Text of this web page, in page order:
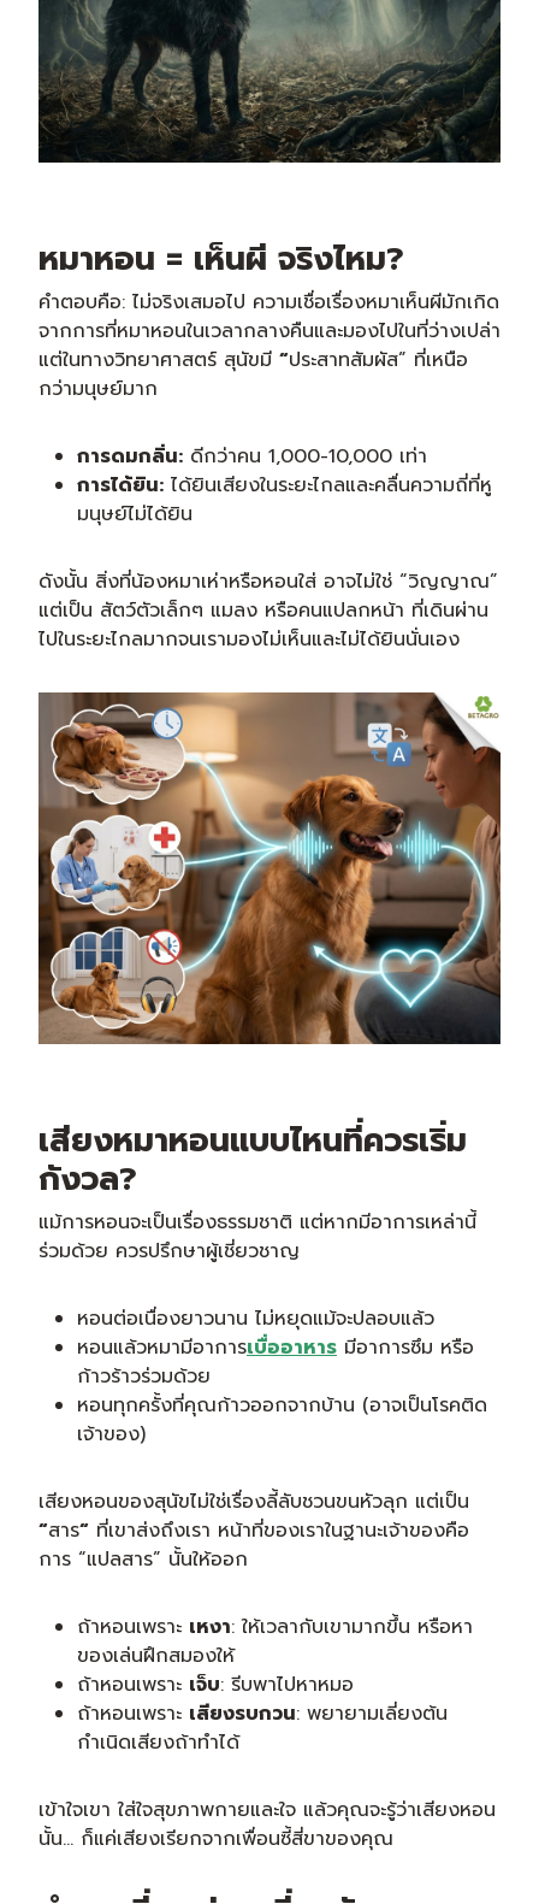
หมาหอน = เห็นผี จริงไหม?
คำตอบคือ: ไม่จริงเสมอไป ความเชื่อเรื่องหมาเห็นผีมักเกิด
จากการที่หมาหอนในเวลากลางคืนและมองไปในที่ว่างเปล่า
แต่ในทางวิทยาศาสตร์ สุนัขมี “ประสาทสัมผัส” ที่เหนือ
กว่ามนุษย์มาก
การดมกลิ่น: ดีกว่าคน 1,000-10,000 เท่า
การได้ยิน: ได้ยินเสียงในระยะไกลและคลื่นความถี่ที่หู
มนุษย์ไม่ได้ยิน
ดังนั้น สิ่งที่น้องหมาเห่าหรือหอนใส่ อาจไม่ใช่ “วิญญาณ”
แต่เป็น สัตว์ตัวเล็กๆ แมลง หรือคนแปลกหน้า ที่เดินผ่าน
ไปในระยะไกลมากจนเรามองไม่เห็นและไม่ได้ยินนั่นเอง
เสียงหมาหอนแบบไหนที่ควรเริ่ม
กังวล?
แม้การหอนจะเป็นเรื่องธรรมชาติ แต่หากมีอาการเหล่านี้
ร่วมด้วย ควรปรึกษาผู้เชี่ยวชาญ
หอนต่อเนื่องยาวนาน ไม่หยุดแม้จะปลอบแล้ว
หอนแล้วหมามีอาการเบื่ออาหาร มีอาการซึม หรือ
ก้าวร้าวร่วมด้วย
หอนทุกครั้งที่คุณก้าวออกจากบ้าน (อาจเป็นโรคติด
เจ้าของ)
เสียงหอนของสุนัขไม่ใช่เรื่องลี้ลับชวนขนหัวลุก แต่เป็น
“สาร“ ที่เขาส่งถึงเรา หน้าที่ของเราในฐานะเจ้าของคือ
การ “แปลสาร” นั้นให้ออก
ถ้าหอนเพราะ เหงา: ให้เวลากับเขามากขึ้น หรือหา
ของเล่นฝึกสมองให้
ถ้าหอนเพราะ เจ็บ: รีบพาไปหาหมอ
ถ้าหอนเพราะ เสียงรบกวน: พยายามเลี่ยงต้น
กำเนิดเสียงถ้าทำได้
เข้าใจเขา ใส่ใจสุขภาพกายและใจ แล้วคุณจะรู้ว่าเสียงหอน
นั้น… ก็แค่เสียงเรียกจากเพื่อนซี้สี่ขาของคุณ